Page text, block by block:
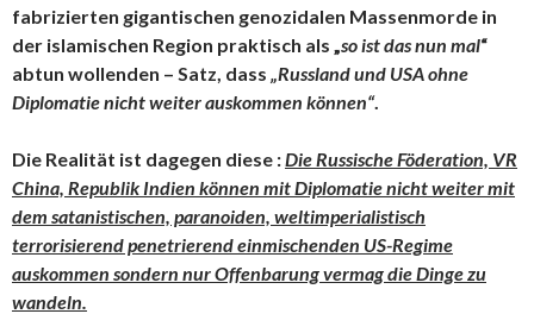
fabrizierten gigantischen genozidalen Massenmorde in
der islamischen Region praktisch als „so ist das nun mal“
abtun wollenden – Satz, dass „Russland und USA ohne
Diplomatie nicht weiter auskommen können“.
Die Realität ist dagegen diese :Die Russische Föderation, VR
China, Republik Indien können mit Diplomatie nicht weiter mit
dem satanistischen, paranoiden, weltimperialistisch
terrorisierend penetrierend einmischenden US-Regime
auskommen sondern nur Offenbarung vermag die Dinge zu
wandeln.